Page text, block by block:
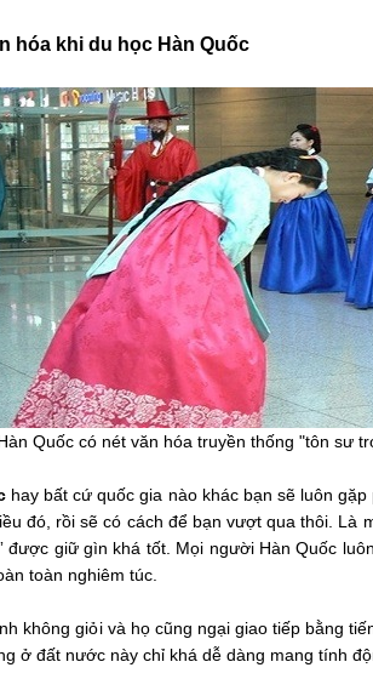
hóa khi du học Hàn Quốc
Quốc có nét văn hóa truyền thống "tôn sư
hay bất cứ quốc gia nào khác bạn sẽ luôn
đó, rồi sẽ có cách để bạn vượt qua thôi. Là
được giữ gìn khá tốt. Mọi người Hàn Quốc
toàn nghiêm túc.
không giỏi và họ cũng ngại giao tiếp bằng
ở đất nước này chỉ khá dễ dàng mang tính